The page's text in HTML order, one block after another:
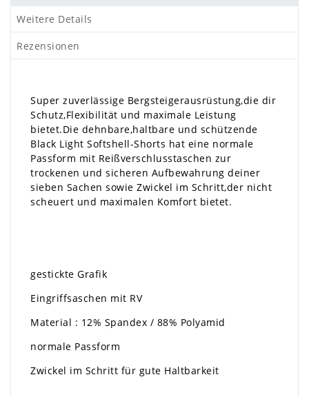
Weitere Details
Rezensionen
Super zuverlässige Bergsteigerausrüstung,die dir
Schutz,Flexibilität und maximale Leistung
bietet.Die dehnbare,haltbare und schützende
Black Light Softshell-Shorts hat eine normale
Passform mit Reißverschlusstaschen zur
trockenen und sicheren Aufbewahrung deiner
sieben Sachen sowie Zwickel im Schritt,der nicht
scheuert und maximalen Komfort bietet.
gestickte Grafik
Eingriffsaschen mit RV
Material : 12% Spandex / 88% Polyamid
normale Passform
Zwickel im Schritt für gute Haltbarkeit